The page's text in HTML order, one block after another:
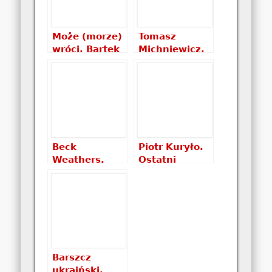
Może (morze)
wróci. Bartek
Tomasz
Michniewicz.
Beck
Weathers.
Piotr Kuryło.
Ostatni
Barszcz